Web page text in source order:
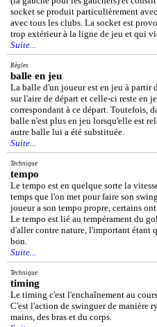
socket se produit particulièrement
avec tous les clubs. La socket est
trop extérieur à la ligne de jeu et qui
Suite...
Règles
balle en jeu
La balle d'un joueur est en jeu à partir
sur l'aire de départ et celle-ci reste en
correspondant à ce départ. Toutefois,
balle n'est plus en jeu lorsqu'elle est
autre balle lui a été substituée.
Suite...
Technique
tempo
Le tempo est en quelque sorte la
temps que l'on met pour faire son
joueur a son tempo propre, certains
Le tempo est lié au tempérament du
d'aller contre nature, l'important étant
bon.
Suite...
Technique
timing
Le timing c'est l'enchaînement au
C'est l'action de swinguer de manière
mains, des bras et du corps.